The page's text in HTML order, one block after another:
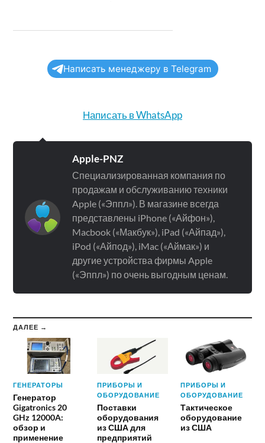
Написать менеджеру в Telegram
Написать в WhatsApp
Apple-PNZ
Специализированная компания по
продажам и обслуживанию техники
Apple («Эппл»). В магазине всегда
представлены iPhone («Айфон»),
Macbook («Макбук»), iPad («Айпад»),
iPod («Айпод»), iMac («Аймак») и
другие устройства фирмы Apple
(«Эппл») по очень выгодным ценам.
ДАЛЕЕ →
ГЕНЕРАТОРЫ
Генератор
Gigatronics 20
GHz 12000A:
обзор и
применение
ПРИБОРЫ И
ОБОРУДОВАНИЕ
Поставки
оборудования
из США для
предприятий
ПРИБОРЫ И
ОБОРУДОВАНИЕ
Тактическое
оборудование
из США